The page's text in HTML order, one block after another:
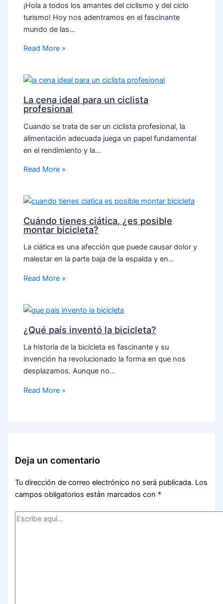
¡Hola a todos los amantes del ciclismo y del ciclo
turismo! Hoy nos adentramos en el fascinante
mundo de las…
Read More »
La cena ideal para un ciclista
profesional
Cuando se trata de ser un ciclista profesional, la
alimentación adecuada juega un papel fundamental
en el rendimiento y la…
Read More »
Cuándo tienes ciática, ¿es posible
montar bicicleta?
La ciática es una afección que puede causar dolor y
malestar en la parte baja de la espalda y en…
Read More »
¿Qué país inventó la bicicleta?
La historia de la bicicleta es fascinante y su
invención ha revolucionado la forma en que nos
desplazamos. Aunque no…
Read More »
Deja un comentario
Tu dirección de correo electrónico no será publicada. Los
campos obligatorios están marcados con *
Escribe